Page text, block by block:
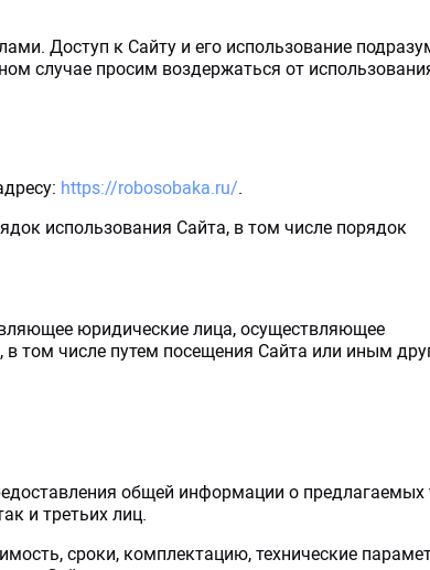
Доступ к Сайту и его использование
случае просим воздержаться от
https://robosobaka.ru/.
использования Сайта, в том числе порядок
юридические лица, осуществляющее
том числе путем посещения Сайта или иным
общей информации о предлагаемых
и третьих лиц.
сроки, комплектацию, технические